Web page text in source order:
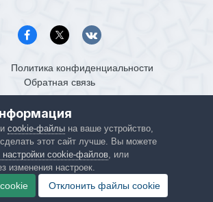
Политика конфиденциальности
Обратная связь
Powered by Invision Community
cookie-файлына ваше устройство,
этот сайт лучше. Вы можете
настройки cookie-файлов, или
изменения настроек.
Отклонить файлы сookie